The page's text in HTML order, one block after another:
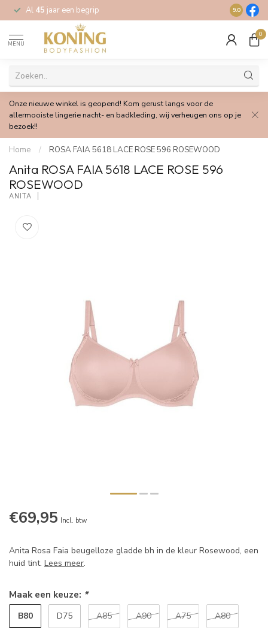
Al 45 jaar een begrip Gratis
9.0
MENU
0
Onze nieuwe winkel is geopend! Kom gerust langs voor de
allermooiste lingerie nacht- en badkleding, wij verheugen ons op je
bezoek!!
Home / ROSA FAIA 5618 LACE ROSE 596 ROSEWOOD
Anita ROSA FAIA 5618 LACE ROSE 596
ROSEWOOD
ANITA
€69,95 Incl. btw
Anita Rosa Faia beugelloze gladde bh in de kleur Rosewood, een
huid tint. Lees meer.
Maak een keuze: *
B80 D75 A85 A90 A75 A80